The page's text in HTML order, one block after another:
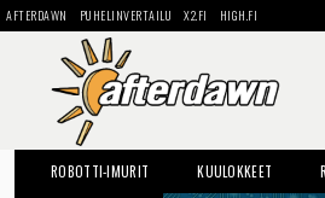
AFTERDAWN PUHELINVERTAILU X2.FI HIGH.FI
ROBOTTI-IMURIT KUULOKKEET